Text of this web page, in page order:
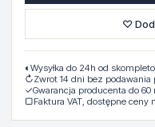
♡
◐ Wysyłka do 24h od
↻Zwrot 14 dni bez
✓Gwarancja producenta do 60
▢Faktura VAT, dostępne ceny